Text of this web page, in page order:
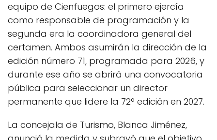
equipo de Cienfuegos: el primero ejercía
como responsable de programación y la
segunda era la coordinadora general del
certamen. Ambos asumirán la dirección de la
edición número 71, programada para 2026, y
durante ese año se abrirá una convocatoria
pública para seleccionar un director
permanente que lidere la 72ª edición en 2027.
La concejala de Turismo, Blanca Jiménez,